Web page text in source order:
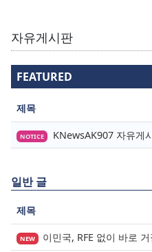
자유게시판
FEATURED
제목
NOTICE KNewsAK907 자유게
일반 글
제목
NEW 이민국, RFE 없이 바로 거절 가능… “처음 제출이 마지